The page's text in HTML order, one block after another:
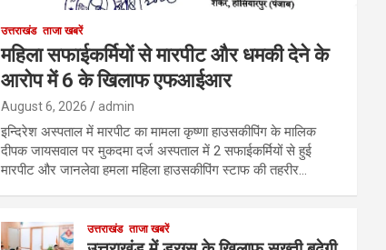
उत्तराखंड ताजा खबरें
महिला सफाईकर्मियों से मारपीट और धमकी देने के
आरोप में 6 के खिलाफ एफआईआर
August 6, 2026 admin
इन्दिरेश अस्पताल में मारपीट का मामला कृष्णा हाउसकीपिंग के मालिक
दीपक जायसवाल पर मुकदमा दर्ज अस्पताल में 2 सफाईकर्मियों से हुई
मारपीट और जानलेवा हमला महिला हाउसकीपिंग स्टाफ की तहरीर…
उत्तराखंड ताजा खबरें